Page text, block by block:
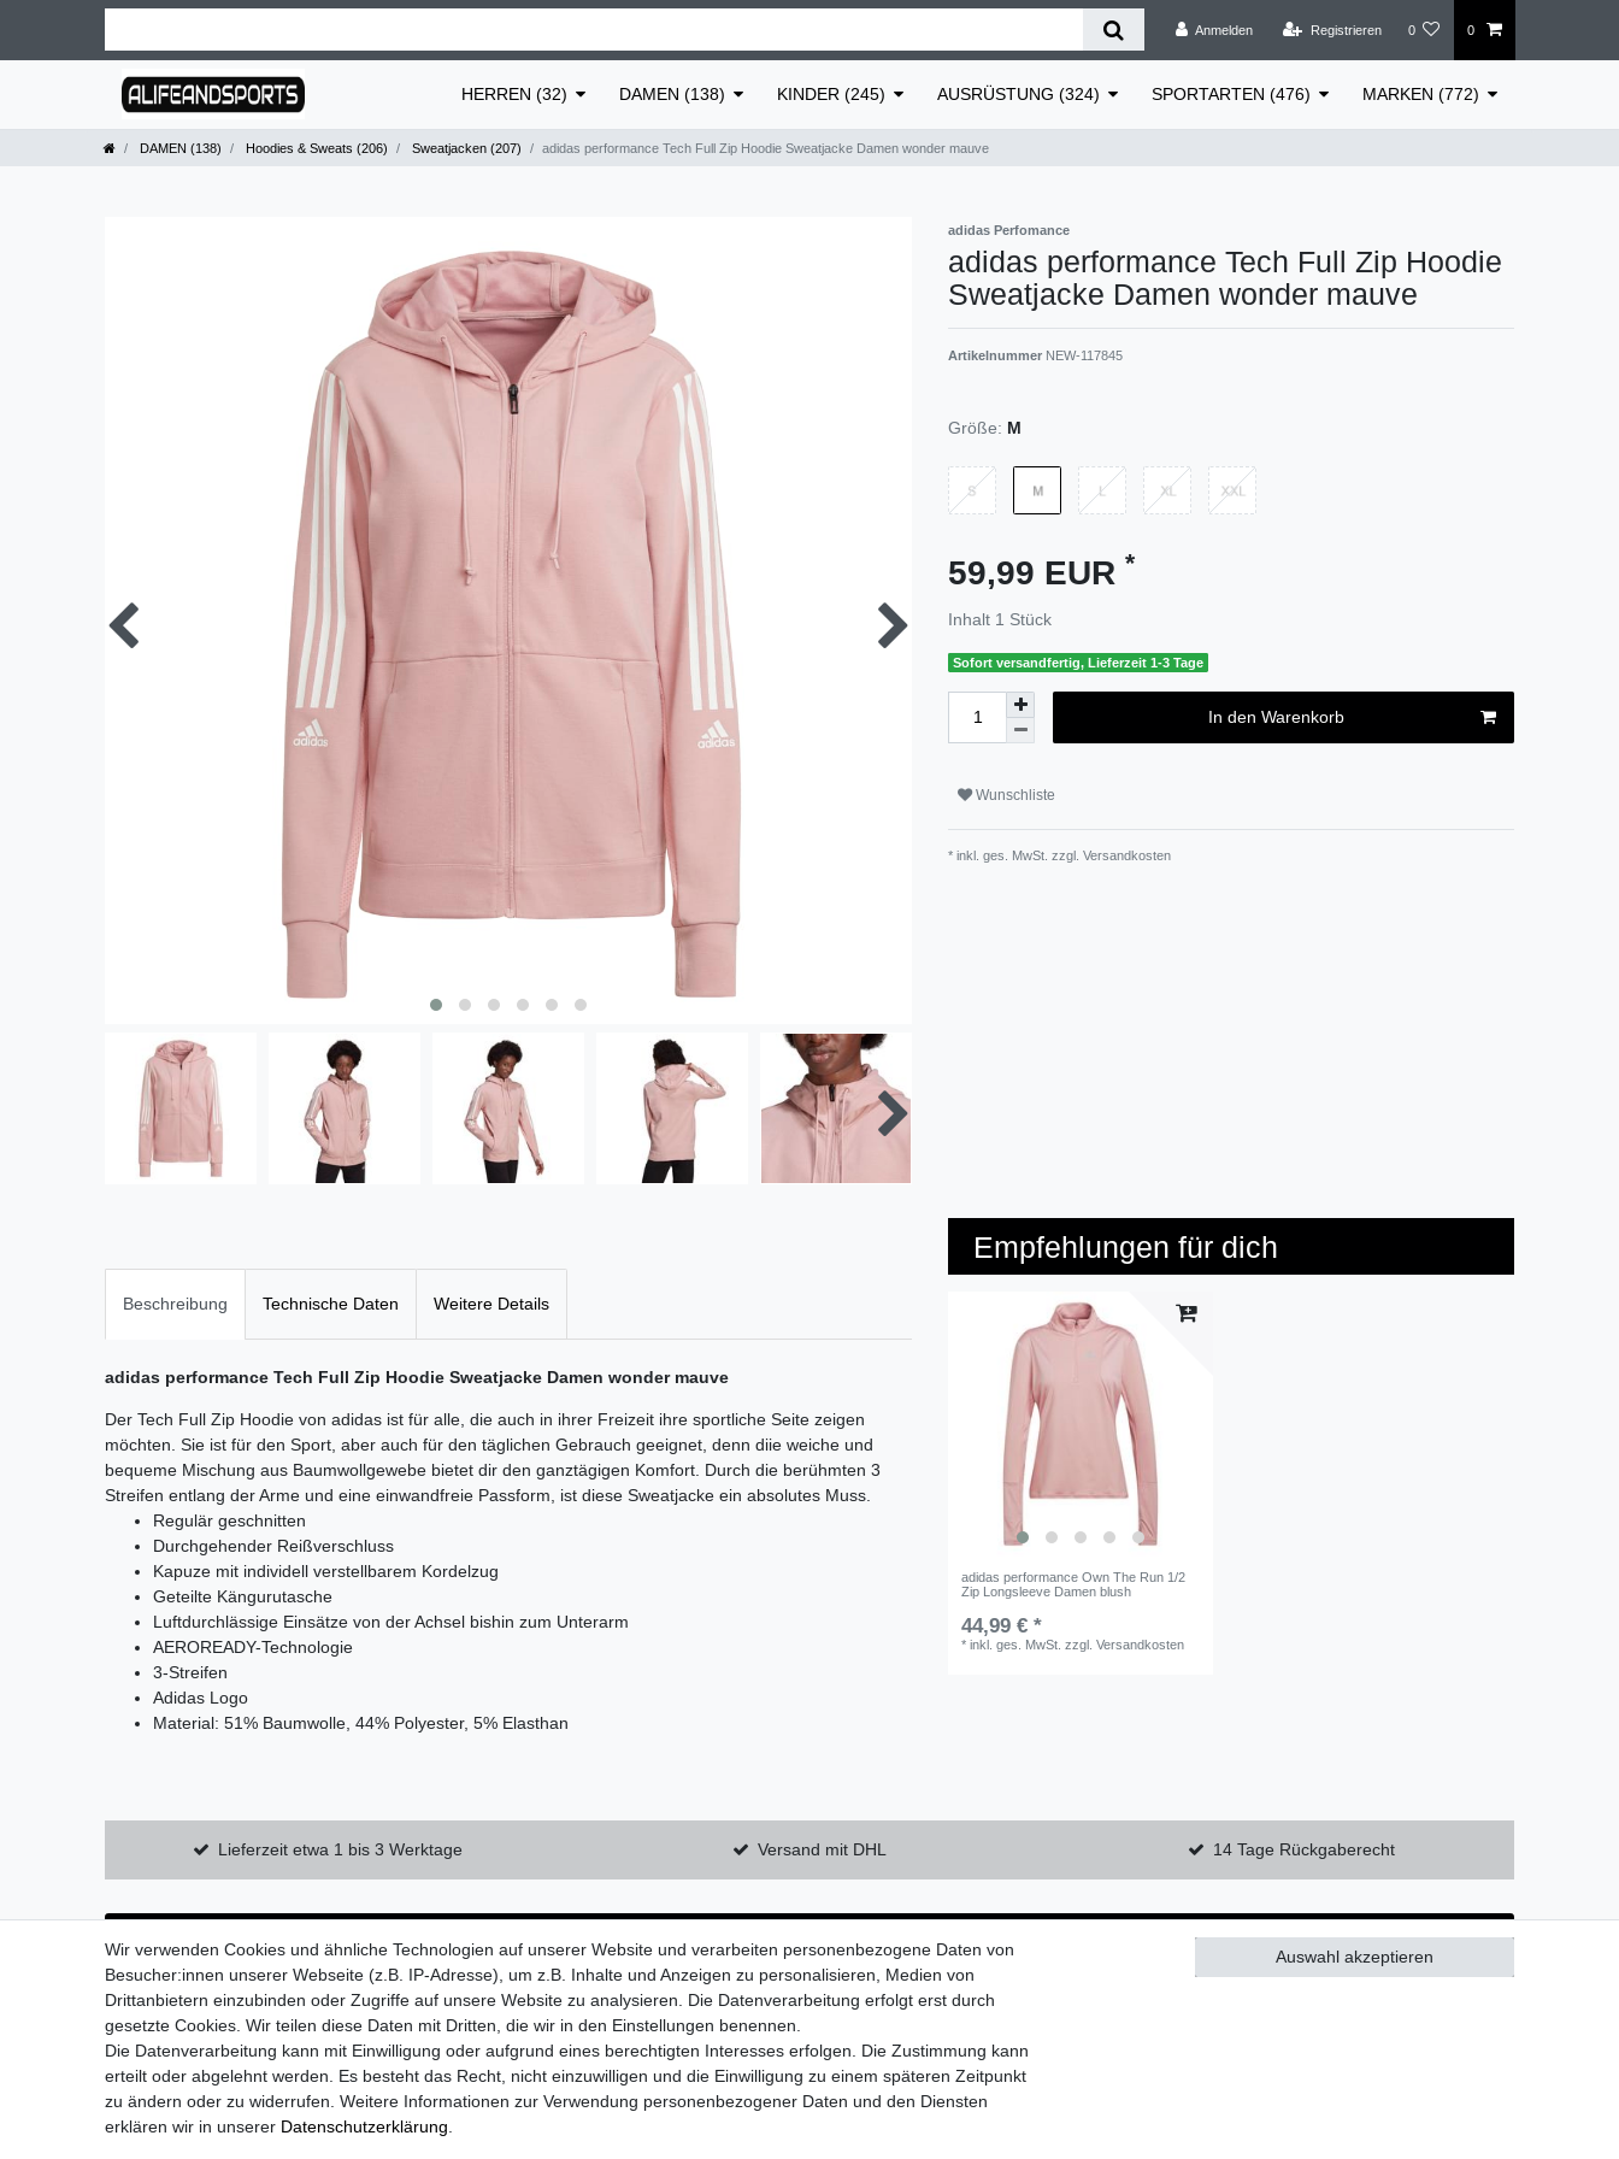
Anmelden Registrieren 0 0
HERREN (32) DAMEN (138) KINDER (245) AUSRÜSTUNG (324) SPORTARTEN (476) MARKEN (772)
DAMEN (138) Hoodies & Sweats (206) Sweatjacken (207) adidas performance Tech Full Zip Hoodie Sweatjacke Damen wonder mauve
adidas Perfomance
adidas performance Tech Full Zip Hoodie
Sweatjacke Damen wonder mauve
Artikelnummer NEW-117845
Größe: M
59,99 EUR *
Inhalt 1 Stück
Sofort versandfertig, Lieferzeit 1-3 Tage
In den Warenkorb
Wunschliste
* inkl. ges. MwSt. zzgl. Versandkosten
Beschreibung Technische Daten Weitere Details
adidas performance Tech Full Zip Hoodie Sweatjacke Damen wonder mauve
Der Tech Full Zip Hoodie von adidas ist für alle, die auch in ihrer Freizeit ihre sportliche Seite zeigen
möchten. Sie ist für den Sport, aber auch für den täglichen Gebrauch geeignet, denn diie weiche und
bequeme Mischung aus Baumwollgewebe bietet dir den ganztägigen Komfort. Durch die berühmten 3
Streifen entlang der Arme und eine einwandfreie Passform, ist diese Sweatjacke ein absolutes Muss.
Regulär geschnitten
Durchgehender Reißverschluss
Kapuze mit individell verstellbarem Kordelzug
Geteilte Kängurutasche
Luftdurchlässige Einsätze von der Achsel bishin zum Unterarm
AEROREADY-Technologie
3-Streifen
Adidas Logo
Material: 51% Baumwolle, 44% Polyester, 5% Elasthan
Empfehlungen für dich
adidas performance Own The Run 1/2
Zip Longsleeve Damen blush
44,99 € *
*inkl. ges. MwSt. zzgl.Versandkosten
Lieferzeit etwa 1 bis 3 Werktage Versand mit DHL 14 Tage Rückgaberecht
Kontaktieren Sie uns!
Widerrufs­recht Widerrufs­formular Impressum Daten­schutz­erklärung
Wir verwenden Cookies und ähnliche Technologien auf unserer Website und verarbeiten personenbezogene Daten von
Besucher:innen unserer Webseite (z.B. IP-Adresse), um z.B. Inhalte und Anzeigen zu personalisieren, Medien von
Drittanbietern einzubinden oder Zugriffe auf unsere Website zu analysieren. Die Datenverarbeitung erfolgt erst durch
gesetzte Cookies. Wir teilen diese Daten mit Dritten, die wir in den Einstellungen benennen.
Die Datenverarbeitung kann mit Einwilligung oder aufgrund eines berechtigten Interesses erfolgen. Die Zustimmung kann
erteilt oder abgelehnt werden. Es besteht das Recht, nicht einzuwilligen und die Einwilligung zu einem späteren Zeitpunkt
zu ändern oder zu widerrufen. Weitere Informationen zur Verwendung personenbezogener Daten und den Diensten
erklären wir in unserer Daten­schutz­erklärung
Alle akzeptieren
Auswahl akzeptieren